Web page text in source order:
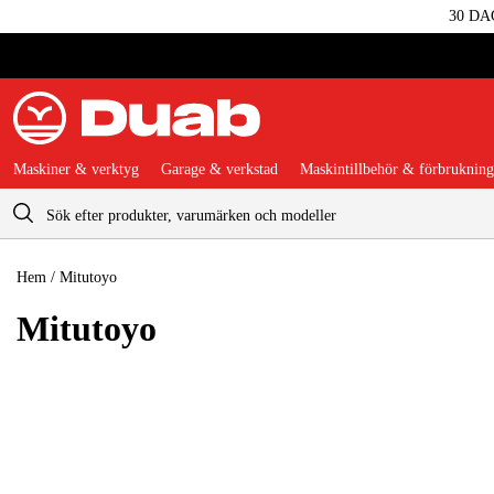
30
Maskiner & verktyg Garage & verkstad Maskintillbehör & förbrukning
Hem / Mitutoyo
Mitutoyo